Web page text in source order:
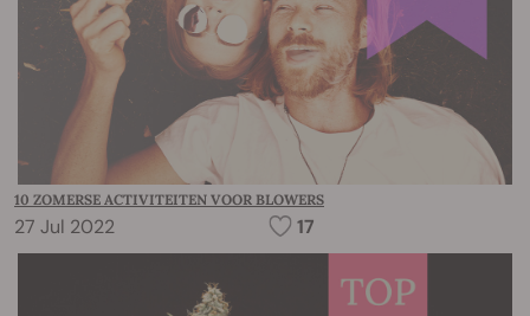
10 ZOMERSE ACTIVITEITEN VOOR BLOWERS
27 Jul 2022 17